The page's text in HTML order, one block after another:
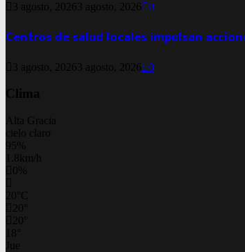
3 agosto, 2026 3 agosto, 2026 0
Centros de salud locales impulsan
3 agosto, 2026 3 agosto, 2026 0
Clima
Alta Gracia
cielo claro
95%
1.8km/h
0%
20 C
20
20
18
Jue